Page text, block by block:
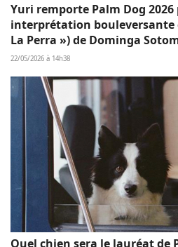
Yuri remporte Palm Dog 2026
interprétation bouleversante
La Perra ») de Dominga
22/05/2026 à 14h38
Quel chien sera le lauréat de